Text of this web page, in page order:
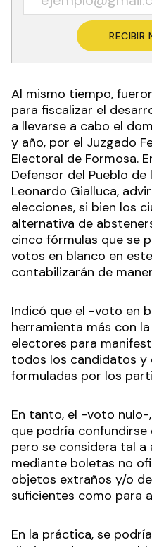
RECIBIR
Al mismo tiempo,
para fiscalizar el
a llevarse a cabo el
y año, por el Juzgado
Electoral de Formosa.
Defensor del Pueblo de
Leonardo Gialluca,
elecciones, si bien los
alternativa de
cinco fórmulas que se
votos en blanco en
contabilizarán de
Indicó que el -voto en
herramienta más con
electores para
todos los candidatos y
formuladas por los
En tanto, el -voto nulo-
que podría
pero se considera tal a
mediante boletas no
objetos extraños y/o
suficientes como para
En la práctica, se